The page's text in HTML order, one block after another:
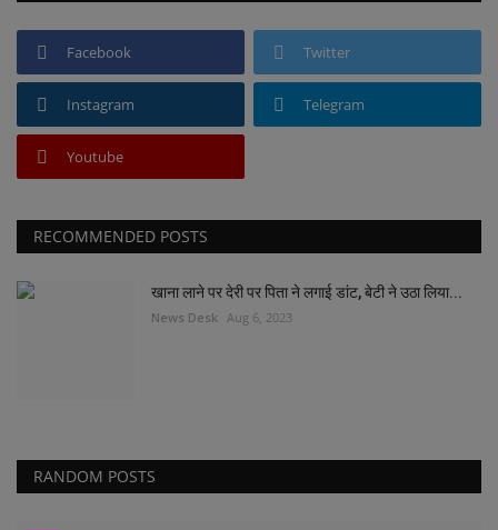
Facebook Twitter
Instagram Telegram
Youtube
RECOMMENDED POSTS
खाना लाने पर देरी पर पिता ने लगाई डांट, बेटी ने उठा लिया...
News Desk Aug 6, 2023
RANDOM POSTS